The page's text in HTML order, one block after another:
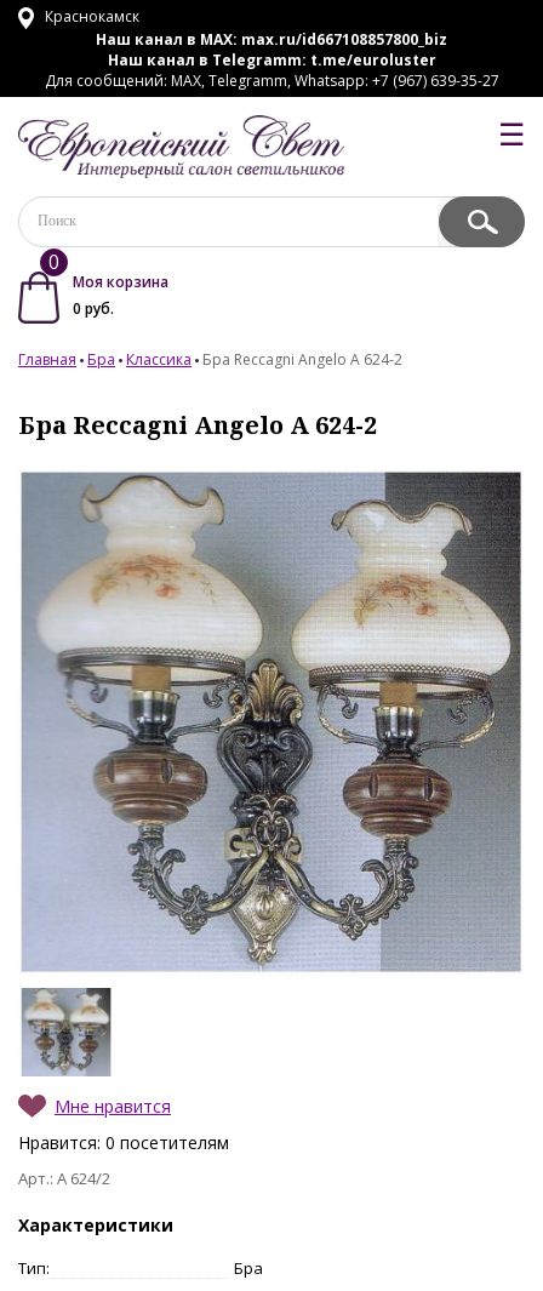
Краснокамск
Наш канал в MAX: max.ru/id667108857800_biz
Наш канал в Telegramm: t.me/euroluster
Для сообщений: MAX, Telegramm, Whatsapp: +7 (967) 639-35-27
☰
0
Моя корзина
0 руб.
Главная Бра Классика Бра Reccagni Angelo A 624-2
Бра Reccagni Angelo A 624-2
Мне нравится
Нравится: 0 посетителям
Арт.: A 624/2
Характеристики
Тип:
Бра